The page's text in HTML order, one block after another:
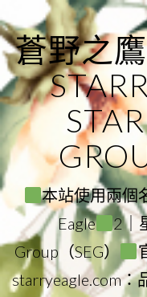
to
content
蒼野之
本站使用兩個
Eagle
2｜
Group（SEG）
starryeagle.com：